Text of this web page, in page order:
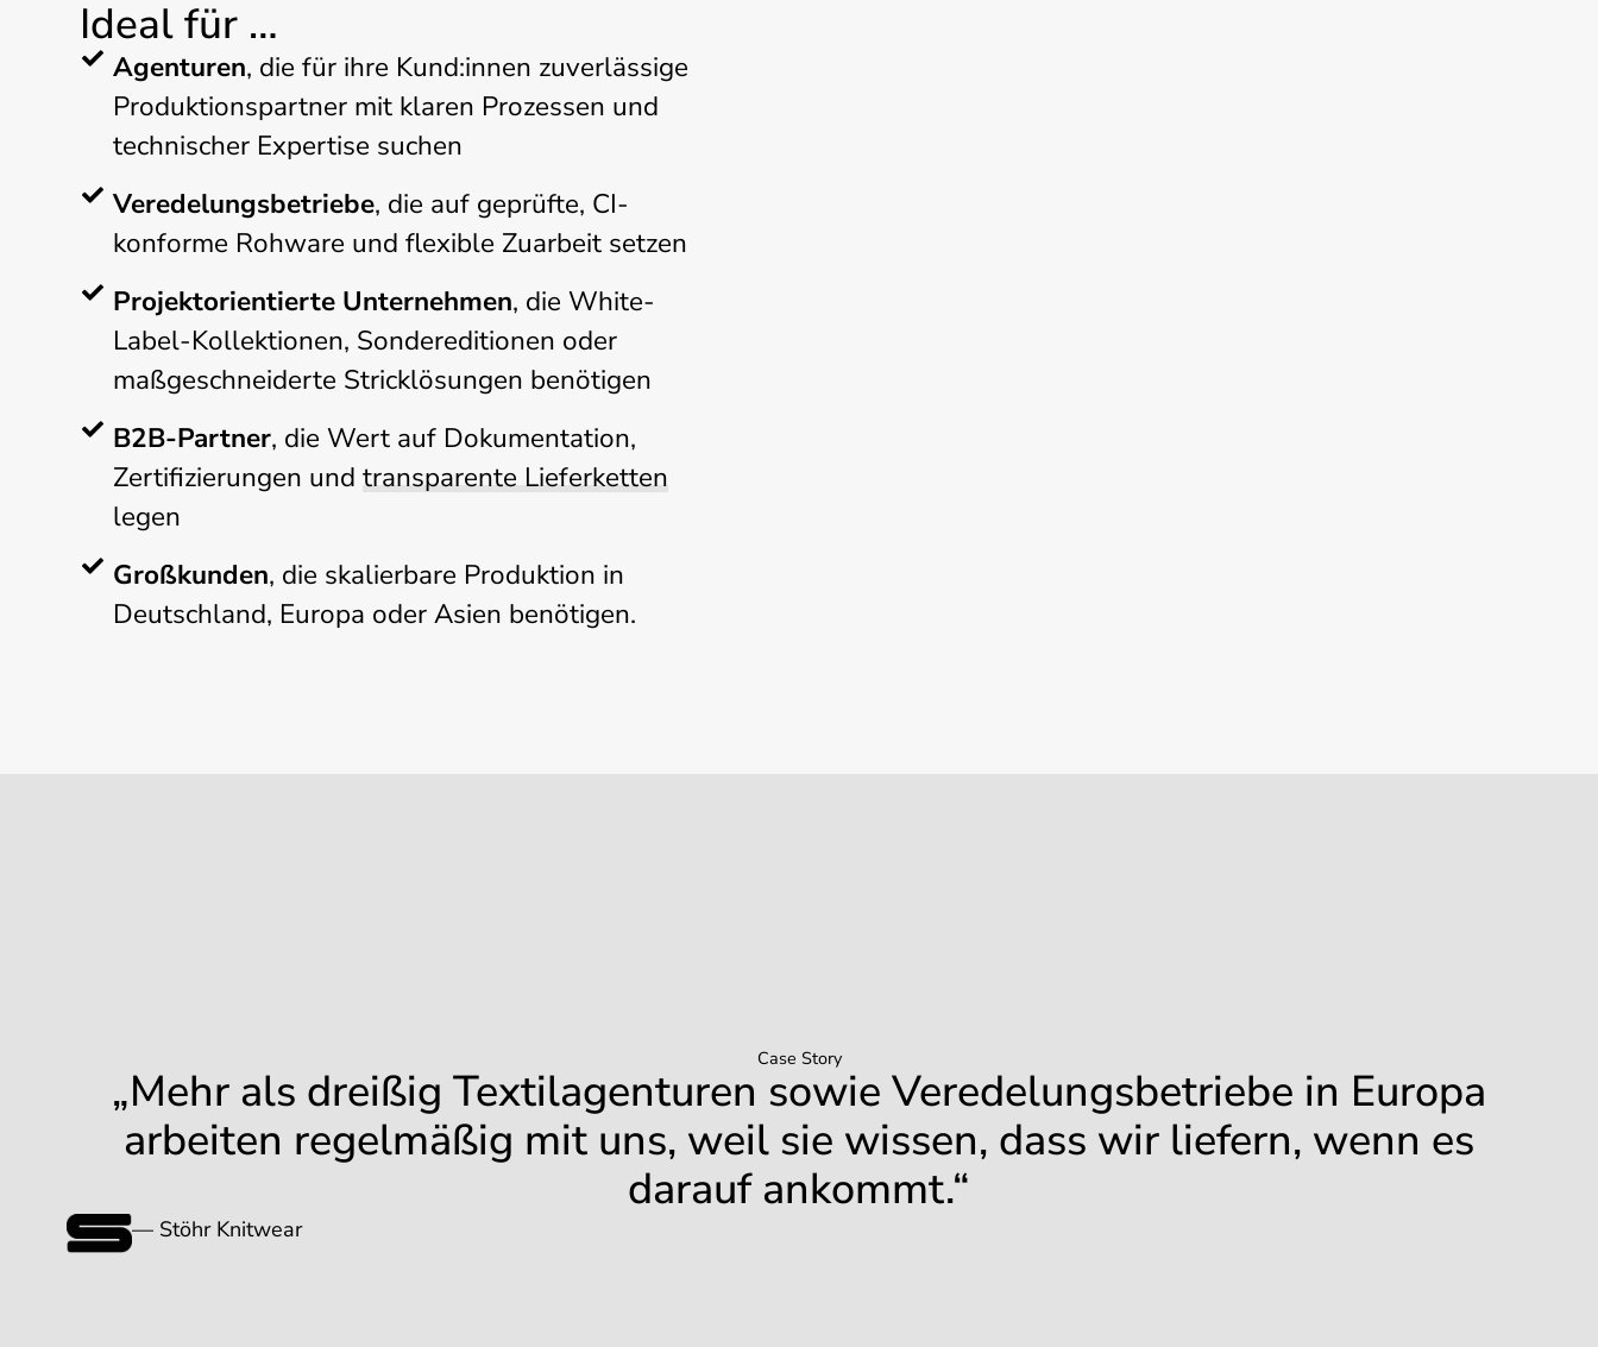
Ideal für …
Agenturen, die für ihre Kund:innen zuverlässige
Produktionspartner mit klaren Prozessen und
technischer Expertise suchen
Veredelungsbetriebe, die auf geprüfte, CI-
konforme Rohware und flexible Zuarbeit setzen
Projektorientierte Unternehmen, die White-
Label-Kollektionen, Sondereditionen oder
maßgeschneiderte Stricklösungen benötigen
B2B-Partner, die Wert auf Dokumentation,
Zertifizierungen und transparente Lieferketten
legen
Großkunden, die skalierbare Produktion in
Deutschland, Europa oder Asien benötigen.
Case Story
„Mehr als dreißig Textilagenturen sowie Veredelungsbetriebe in Europa
arbeiten regelmäßig mit uns, weil sie wissen, dass wir liefern, wenn es
darauf ankommt.“
— Stöhr Knitwear